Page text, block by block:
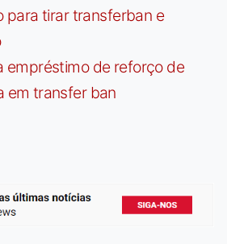
para tirar transferban e
empréstimo de reforço de
em transfer ban